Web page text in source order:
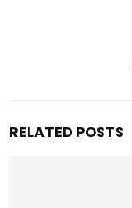
RELATED POSTS